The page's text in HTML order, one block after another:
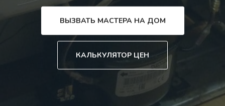
ВЫЗВАТЬ МАСТЕРА НА ДОМ
КАЛЬКУЛЯТОР ЦЕН